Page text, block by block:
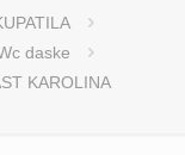
daske
KAROLINA